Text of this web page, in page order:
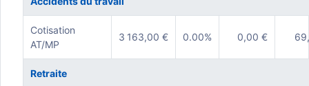
Cotisation
AT/MP
3 163,00 € 0.00% 0,00 €
Retraite